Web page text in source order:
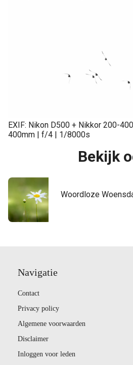
EXIF: Nikon D500 + Nikkor 200-
400mm | f/4 | 1/8000s
Bekijk
Woordloze
Navigatie
Contact
Privacy policy
Algemene voorwaarden
Disclaimer
Inloggen voor leden